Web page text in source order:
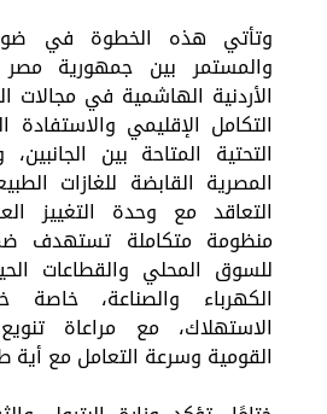
وتأتي هذه الخطوة في ضوء
والمستمر بين جمهورية مصر
الأردنية الهاشمية في
التكامل الإقليمي والاستفادة
التحتية المتاحة بين
المصرية القابضة للغازات
التعاقد مع وحدة التغييز
منظومة متكاملة تستهدف
للسوق المحلي والقطاعات
الكهرباء والصناعة، خاصة
الاستهلاك، مع مراعاة
القومية وسرعة التعامل مع